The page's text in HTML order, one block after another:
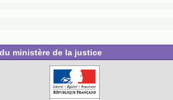
ministère de la justice